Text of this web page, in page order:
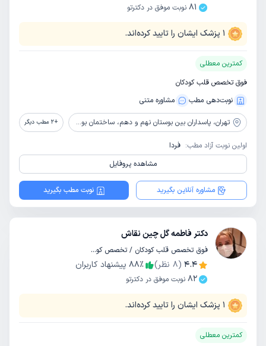
81 نوبت موفق در دکترتو
1 پزشک ایشان را تایید کرده‌اند.
کمترین معطلی
فوق تخصص قلب کودکان
نوبت‌دهی مطب
مشاوره‌ متنی
تهران، پاسداران بین بوستان نهم و دهم، ساختمان بوستان، پلاک 297، واحد 38 +
2 مطب دیگر
اولین نوبت آزاد مطب: فردا
مشاهده پروفایل
مشاوره آنلاین بگیرید نوبت مطب بگیرید
دکتر فاطمه گل چین نقاش
فوق تخصص قلب کودکان / تخصص کودکان و اطفال
4.4
(
8 نظر) 88٪
پیشنهاد کاربران
82 نوبت موفق در دکترتو
1 پزشک ایشان را تایید کرده‌اند.
کمترین معطلی